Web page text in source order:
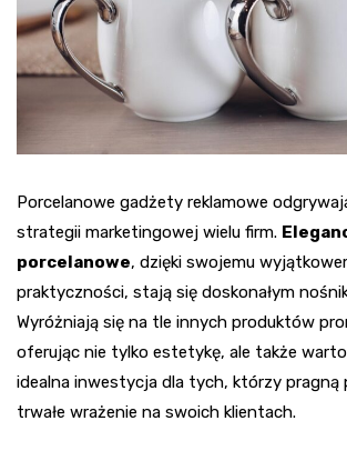
Porcelanowe gadżety reklamowe
strategii marketingowej wielu firm.
porcelanowe, dzięki swojemu
praktyczności, stają się doskonałym
Wyróżniają się na tle innych produktów
oferując nie tylko estetykę, ale także
idealna inwestycja dla tych, którzy pragną
trwałe wrażenie na swoich klientach.